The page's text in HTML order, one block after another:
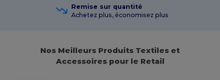
Remise sur quantité
Achetez plus, économisez plus
Nos Meilleurs Produits Textiles et
Accessoires pour le Retail